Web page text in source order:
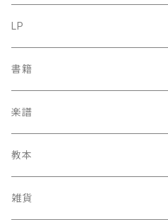
古楽
中古CD
鍋島元子関連CD
古楽以外
中古CD
LP
古楽
中古LP
鍋島元子関連LP
古楽以外
中古LP
書籍
古楽関係
中古本
新古本
古楽以外
中古本
中古本
楽譜
古楽関係
スコア
古楽以外
教本
古楽関係
雑貨